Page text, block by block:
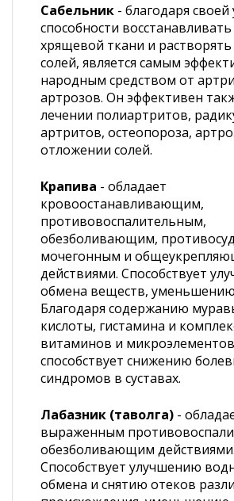
Сабельник - благодаря
способности восстанавливать
хрящевой ткани и
солей, является самым
народным средством от
артрозов. Он эффективен
лечении полиартритов,
артритов, остеопороза,
отложении солей.
Крапива - обладает
кровоостанавливающим,
противовоспалительным,
обезболивающим,
мочегонным и
действиями. Способствует
обмена веществ,
Благодаря содержанию
кислоты, гистамина и
витаминов и микроэлементов
способствует снижению
синдромов в суставах.
Лабазник (таволга) -
выраженным
обезболивающим действиями.
Способствует улучшению
обмена и снятию отеков